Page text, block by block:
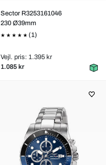
Sector R3253161046
230 Ø39mm
(1)
Vejl. pris: 1.395 kr
1.085 kr